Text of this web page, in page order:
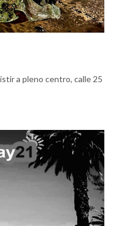
a pleno centro, calle 25